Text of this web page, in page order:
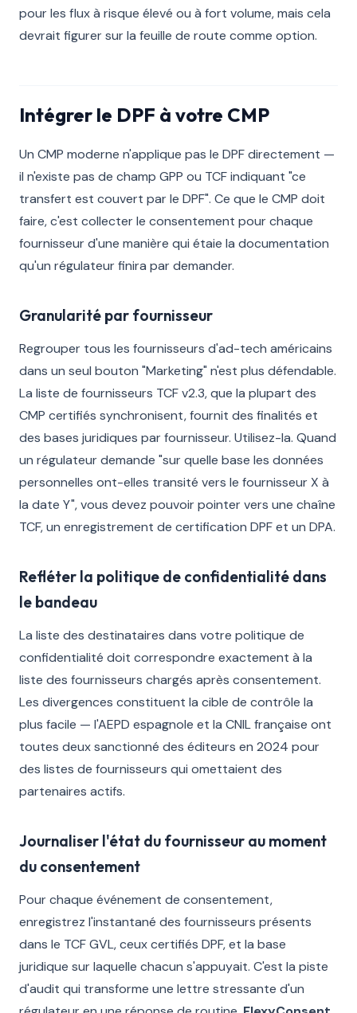
pour les flux à risque élevé ou à fort volume, mais cela
devrait figurer sur la feuille de route comme option.
Intégrer le DPF à votre CMP
Un CMP moderne n'applique pas le DPF directement —
il n'existe pas de champ GPP ou TCF indiquant "ce
transfert est couvert par le DPF". Ce que le CMP doit
faire, c'est collecter le consentement pour chaque
fournisseur d'une manière qui étaie la documentation
qu'un régulateur finira par demander.
Granularité par fournisseur
Regrouper tous les fournisseurs d'ad-tech américains
dans un seul bouton "Marketing" n'est plus défendable.
La liste de fournisseurs TCF v2.3, que la plupart des
CMP certifiés synchronisent, fournit des finalités et
des bases juridiques par fournisseur. Utilisez-la. Quand
un régulateur demande "sur quelle base les données
personnelles ont-elles transité vers le fournisseur X à
la date Y", vous devez pouvoir pointer vers une chaîne
TCF, un enregistrement de certification DPF et un DPA.
Refléter la politique de confidentialité dans
le bandeau
La liste des destinataires dans votre politique de
confidentialité doit correspondre exactement à la
liste des fournisseurs chargés après consentement.
Les divergences constituent la cible de contrôle la
plus facile — l'AEPD espagnole et la CNIL française ont
toutes deux sanctionné des éditeurs en 2024 pour
des listes de fournisseurs qui omettaient des
partenaires actifs.
Journaliser l'état du fournisseur au moment
du consentement
Pour chaque événement de consentement,
enregistrez l'instantané des fournisseurs présents
dans le TCF GVL, ceux certifiés DPF, et la base
juridique sur laquelle chacun s'appuyait. C'est la piste
d'audit qui transforme une lettre stressante d'un